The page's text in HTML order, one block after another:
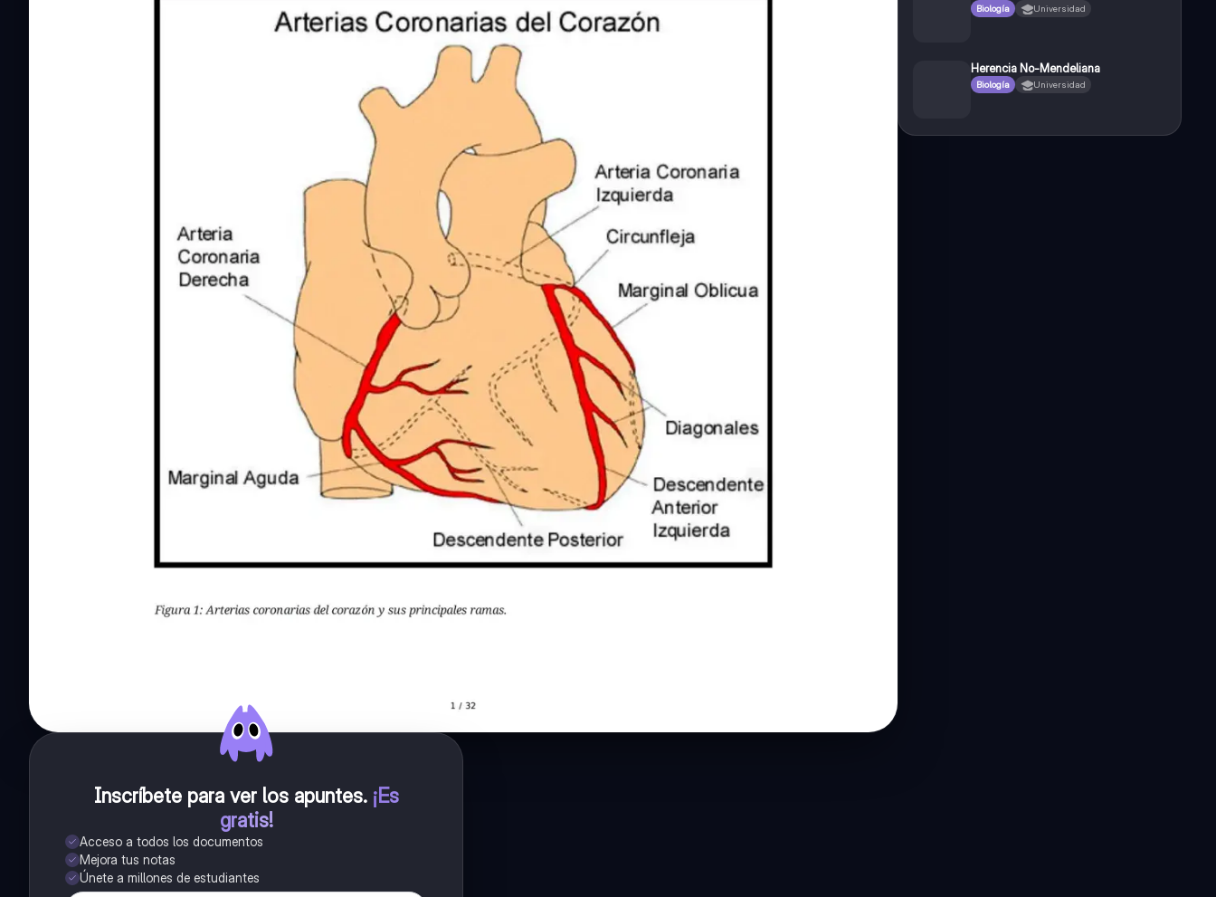
Inscríbete para ver los apuntes. ¡Es
gratis!
Acceso a todos los documentos
Mejora tus notas
Únete a millones de estudiantes
Biología Universidad
Herencia No-Mendeliana
Biología Universidad